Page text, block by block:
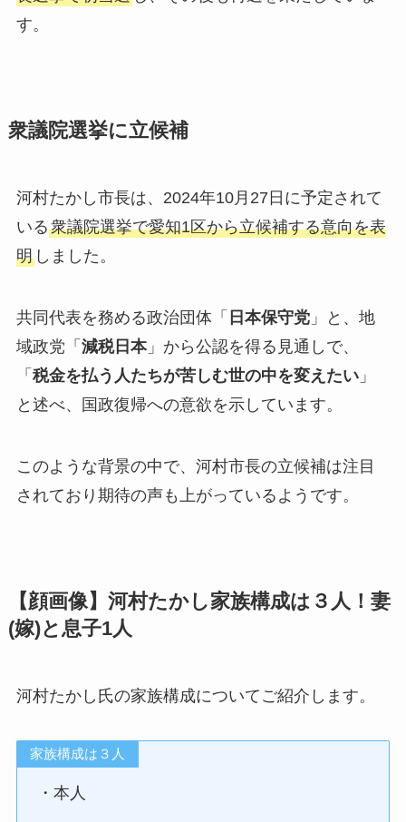
す。
衆議院選挙に立候補
河村たかし市長は、2024年10月27日に予定されて
いる衆議院選挙で愛知1区から立候補する意向を表
明しました。
共同代表を務める政治団体「 日本保守党」と、地
域政党「 減税日本」から公認を得る見通しで、
「 税金を払う人たちが苦しむ世の中を変えたい」
と述べ、国政復帰への意欲を示しています。
このような背景の中で、河村市長の立候補は注目
されており期待の声も上がっているようです。
【顔画像】河村たかし家族構成は３人！妻
(嫁)と息子1人
河村たかし氏の家族構成についてご紹介します。
家族構成は３人
・本人